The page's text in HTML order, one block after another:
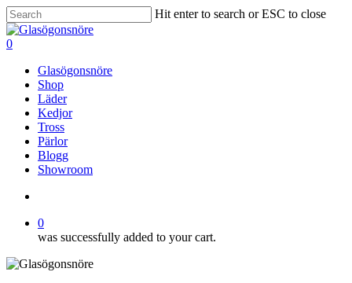
Skip
to
main
Hit enter to search or ESC to close
Close
Search
search
0
Glasögonsnöre
Shop
Läder
Kedjor
Tross
Pärlor
Blogg
Showroom
0
was successfully added to your cart.